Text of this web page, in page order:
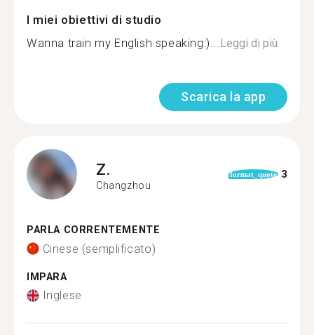
I miei obiettivi di studio
Wanna train my English speaking:)...Leggi di più
Scarica la app
Z.
Changzhou
format_quote 3
PARLA CORRENTEMENTE
Cinese (semplificato)
IMPARA
Inglese